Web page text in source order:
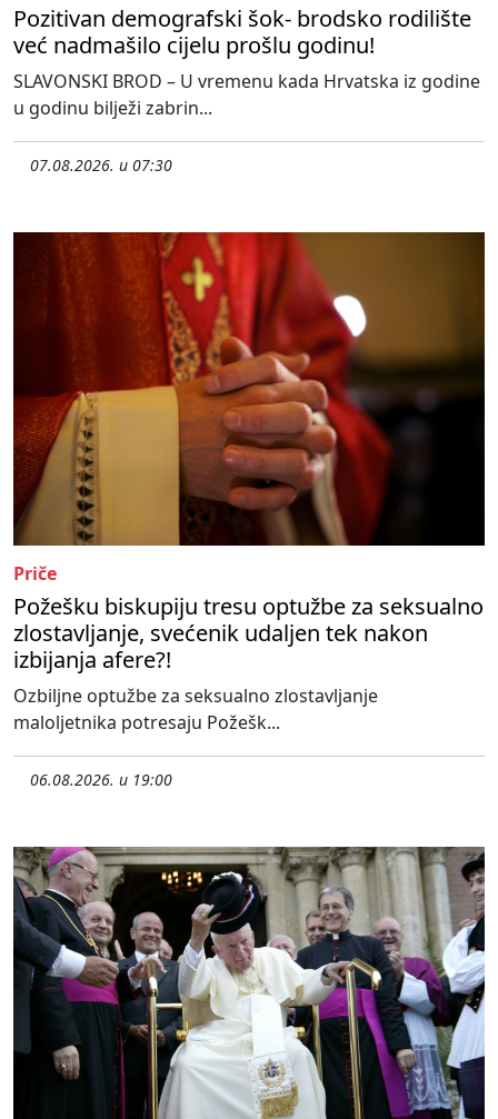
Pozitivan demografski šok- brodsko rodilište
već nadmašilo cijelu prošlu godinu!
SLAVONSKI BROD – U vremenu kada Hrvatska iz godine
u godinu bilježi zabrin...
07.08.2026. u 07:30
Priče
Požešku biskupiju tresu optužbe za seksualno
zlostavljanje, svećenik udaljen tek nakon
izbijanja afere?!
Ozbiljne optužbe za seksualno zlostavljanje
maloljetnika potresaju Požešk...
06.08.2026. u 19:00